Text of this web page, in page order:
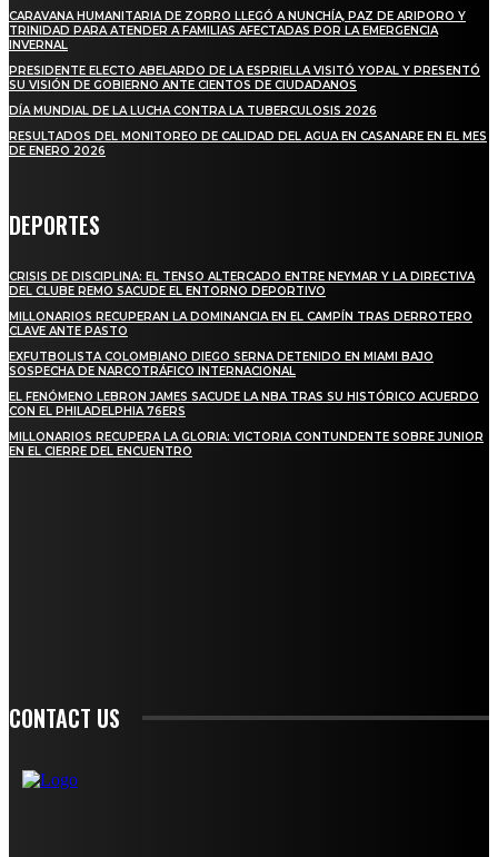
CARAVANA HUMANITARIA DE ZORRO LLEGÓ A NUNCHÍA, PAZ DE ARIPORO Y
TRINIDAD PARA ATENDER A FAMILIAS AFECTADAS POR LA EMERGENCIA
INVERNAL
PRESIDENTE ELECTO ABELARDO DE LA ESPRIELLA VISITÓ YOPAL Y PRESENTÓ
SU VISIÓN DE GOBIERNO ANTE CIENTOS DE CIUDADANOS
DÍA MUNDIAL DE LA LUCHA CONTRA LA TUBERCULOSIS 2026
RESULTADOS DEL MONITOREO DE CALIDAD DEL AGUA EN CASANARE EN EL MES
DE ENERO 2026
DEPORTES
CRISIS DE DISCIPLINA: EL TENSO ALTERCADO ENTRE NEYMAR Y LA DIRECTIVA
DEL CLUBE REMO SACUDE EL ENTORNO DEPORTIVO
MILLONARIOS RECUPERAN LA DOMINANCIA EN EL CAMPÍN TRAS DERROTERO
CLAVE ANTE PASTO
EXFUTBOLISTA COLOMBIANO DIEGO SERNA DETENIDO EN MIAMI BAJO
SOSPECHA DE NARCOTRÁFICO INTERNACIONAL
EL FENÓMENO LEBRON JAMES SACUDE LA NBA TRAS SU HISTÓRICO ACUERDO
CON EL PHILADELPHIA 76ERS
MILLONARIOS RECUPERA LA GLORIA: VICTORIA CONTUNDENTE SOBRE JUNIOR
EN EL CIERRE DEL ENCUENTRO
CONTACT US